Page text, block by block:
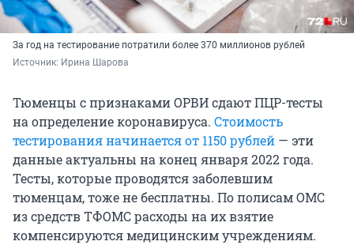
За год на тестирование потратили более 370 миллионов рублей
Источник: Ирина Шарова
Тюменцы с признаками ОРВИ сдают ПЦР-тесты
на определение коронавируса. Стоимость
тестирования начинается от 1150 рублей — эти
данные актуальны на конец января 2022 года.
Тесты, которые проводятся заболевшим
тюменцам, тоже не бесплатны. По полисам ОМС
из средств ТФОМС расходы на их взятие
компенсируются медицинским учреждениям.